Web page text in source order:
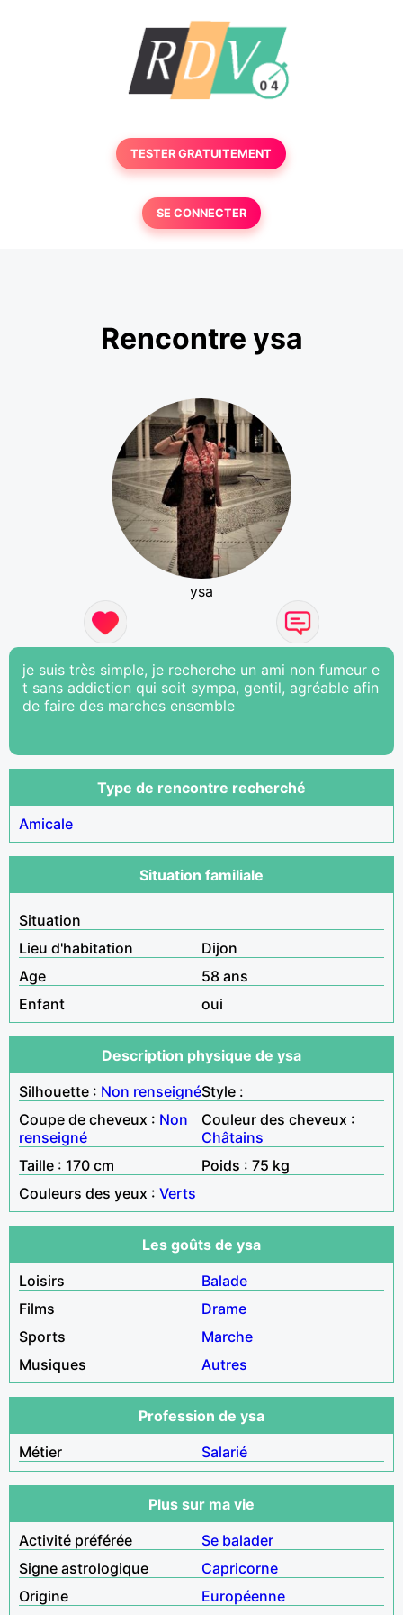
TESTER GRATUITEMENT
SE CONNECTER
Rencontre ysa
ysa
je suis très simple, je recherche un ami non fumeur e
t sans addiction qui soit sympa, gentil, agréable afin
de faire des marches ensemble
Type de rencontre recherché
Amicale
Situation familiale
Situation
Lieu d'habitation
Dijon
Age
58 ans
Enfant
oui
Description physique de ysa
Silhouette : Non renseignéStyle :
Coupe de cheveux : Non
renseigné
Couleur des cheveux :
Châtains
Taille : 170 cm
Poids : 75 kg
Couleurs des yeux : Verts
Les goûts de ysa
Loisirs
Balade
Films
Drame
Sports
Marche
Musiques
Autres
Profession de ysa
Métier
Salarié
Plus sur ma vie
Activité préférée
Se balader
Signe astrologique
Capricorne
Origine
Européenne